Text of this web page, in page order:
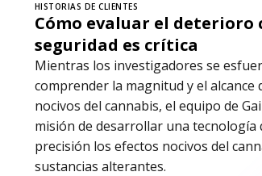
HISTORIAS DE CLIENTES
Cómo evaluar el deterioro
seguridad es crítica
Mientras los investigadores se
comprender la magnitud y el alcance
nocivos del cannabis, el equipo de
misión de desarrollar una tecnología
precisión los efectos nocivos del
sustancias alterantes.